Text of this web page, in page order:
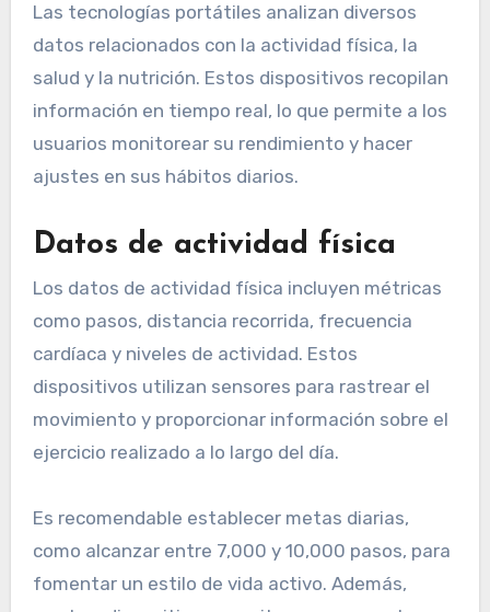
Las tecnologías portátiles analizan diversos
datos relacionados con la actividad física, la
salud y la nutrición. Estos dispositivos recopilan
información en tiempo real, lo que permite a los
usuarios monitorear su rendimiento y hacer
ajustes en sus hábitos diarios.
Datos de actividad física
Los datos de actividad física incluyen métricas
como pasos, distancia recorrida, frecuencia
cardíaca y niveles de actividad. Estos
dispositivos utilizan sensores para rastrear el
movimiento y proporcionar información sobre el
ejercicio realizado a lo largo del día.
Es recomendable establecer metas diarias,
como alcanzar entre 7,000 y 10,000 pasos, para
fomentar un estilo de vida activo. Además,